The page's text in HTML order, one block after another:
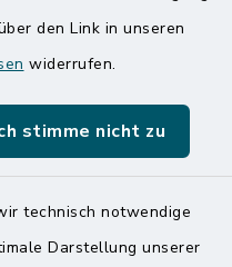
den Link in unseren
widerrufen.
stimme nicht zu
technisch notwendige
Darstellung unserer